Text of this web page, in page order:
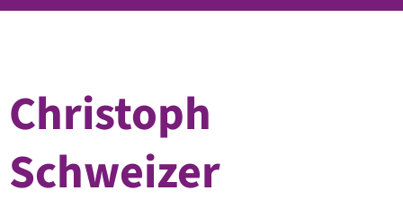
Christoph
Schweizer